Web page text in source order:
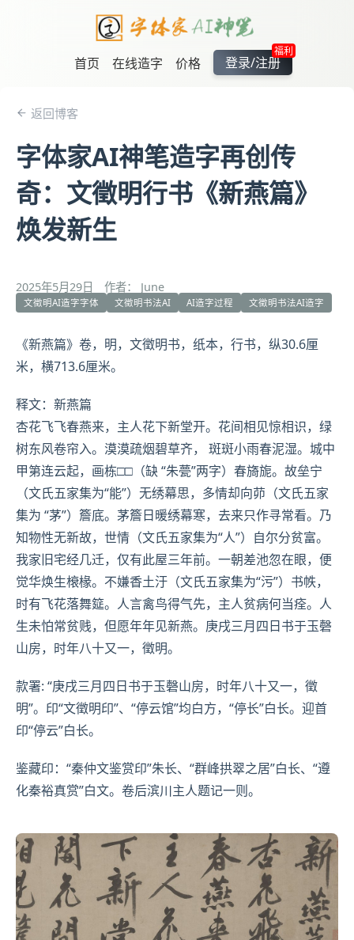
首页 在线造字 价格
福利
登录/注册
返回博客
字体家AI神笔造字再创传
奇：文徵明行书《新燕篇》
焕发新生
2025年5月29日 作者： June
文徵明AI造字字体 文徵明书法AI AI造字过程 文徵明书法AI造字
《新燕篇》卷，明， 文徵明书，纸本，行书，纵30.6厘
米，横713.6厘米。
释文：新燕篇
杏花飞飞春燕来，主人花下新堂开。花间相见惊相识，绿
树东风卷帘入。漠漠疏烟碧草齐， 斑斑小雨春泥湿。城中
甲第连云起，画栋□□（缺 “朱甍”两字）春旖旎。故垒宁
（文氏五家集为“能”）无绣幕思，多情却向茆（文氏五家
集为 “茅”）簷底。茅簷日暖绣幕寒，去来只作寻常看。乃
知物性无新故，世情（文氏五家集为“人”）自尔分贫富。
我家旧宅经几迁，仅有此屋三年前。一朝差池忽在眼，便
觉华焕生榱椽。不嫌香土汙（文氏五家集为“污”）书帙，
时有飞花落舞筵。人言禽鸟得气先，主人贫病何当痊。人
生未怕常贫贱，但愿年年见新燕。庚戌三月四日书于玉磬
山房，时年八十又一，徵明。
款署: “庚戌三月四日书于玉磬山房，时年八十又一，徵
明”。印“文徵明印”、“停云馆”均白方，“停长”白长。迎首
印“停云”白长。
鉴藏印：“秦仲文鉴赏印”朱长、“群峰拱翠之居”白长、“遵
化秦裕真赏”白文。卷后滨川主人题记一则。